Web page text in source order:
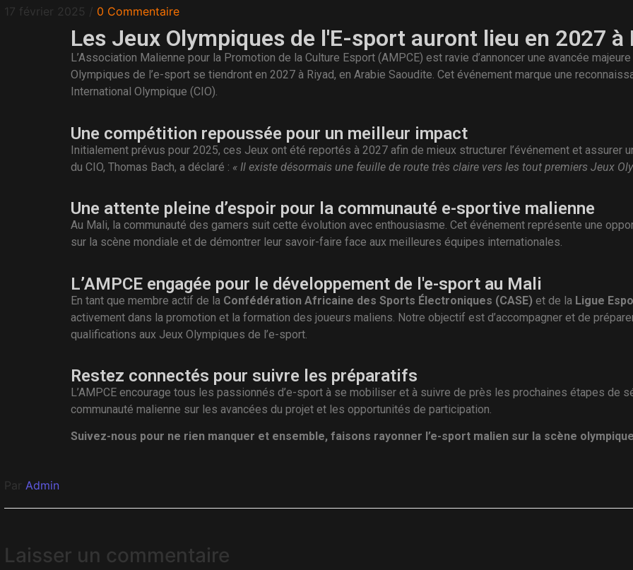
17 février 2025 / 0 Commentaire
Les Jeux Olympiques de l'E-sport auront lieu en 2027 à
L’Association Malienne pour la Promotion de la Culture Esport (AMPCE) est ravie d’annoncer une avancée
Olympiques de l’e-sport se tiendront en 2027 à Riyad, en Arabie Saoudite. Cet événement marque une
International Olympique (CIO).
Une compétition repoussée pour un meilleur impact
Initialement prévus pour 2025, ces Jeux ont été reportés à 2027 afin de mieux structurer l’événement et assurer
du CIO, Thomas Bach, a déclaré : « Il existe désormais une feuille de route très claire vers les tout premiers Jeux
Une attente pleine d’espoir pour la communauté e-sportive malienne
Au Mali, la communauté des gamers suit cette évolution avec enthousiasme. Cet événement représente une
sur la scène mondiale et de démontrer leur savoir-faire face aux meilleures équipes internationales.
L’AMPCE engagée pour le développement de l'e-sport au Mali
En tant que membre actif de la Confédération Africaine des Sports Électroniques (CASE) et de la Ligue
activement dans la promotion et la formation des joueurs maliens. Notre objectif est d’accompagner et de
qualifications aux Jeux Olympiques de l’e-sport.
Restez connectés pour suivre les préparatifs
L’AMPCE encourage tous les passionnés d’e-sport à se mobiliser et à suivre de près les prochaines étapes de
communauté malienne sur les avancées du projet et les opportunités de participation.
Suivez-nous pour ne rien manquer et ensemble, faisons rayonner l’e-sport malien sur la scène
Par Admin
Laisser un commentaire